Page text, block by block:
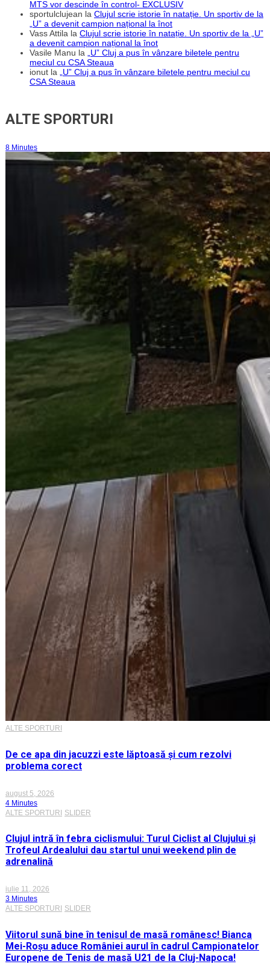
MTS vor descinde în control- EXCLUSIV
sportulclujean la Clujul scrie istorie în natație. Un sportiv de la
„U” a devenit campion național la înot
Vass Attila la Clujul scrie istorie în natație. Un sportiv de la „U”
a devenit campion național la înot
Vasile Manu la „U” Cluj a pus în vânzare biletele pentru
meciul cu CSA Steaua
ionut la „U” Cluj a pus în vânzare biletele pentru meciul cu
CSA Steaua
ALTE SPORTURI
8 Minutes
ALTE SPORTURI
De ce apa din jacuzzi este lăptoasă și cum rezolvi
problema corect
august 5, 2026
4 Minutes
ALTE SPORTURI SLIDER
Clujul intră în febra ciclismului: Turul Ciclist al Clujului și
Trofeul Ardealului dau startul unui weekend plin de
adrenalină
iulie 11, 2026
3 Minutes
ALTE SPORTURI
SLIDER
Viitorul sună bine în tenisul de masă românesc! Bianca
Mei-Roșu aduce României aurul în cadrul Campionatelor
Europene de Tenis de masă U21 de la Cluj-Napoca!